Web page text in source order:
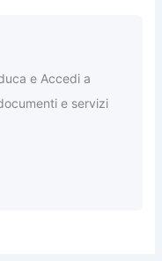
e Accedi a
e servizi